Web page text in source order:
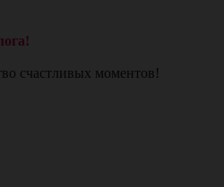
счастливых моментов!